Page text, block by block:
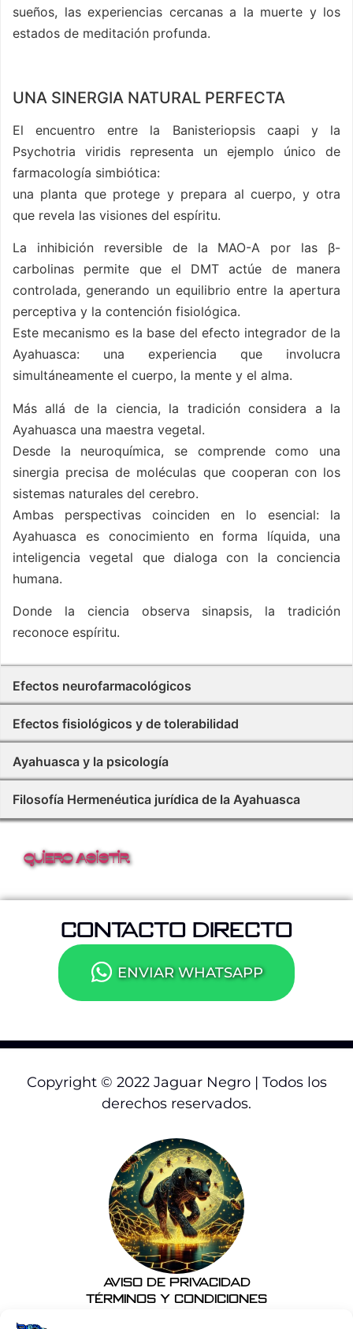
sueños, las experiencias cercanas a la muerte y los
estados de meditación profunda.
UNA SINERGIA NATURAL PERFECTA
El encuentro entre la Banisteriopsis caapi y la
Psychotria viridis representa un ejemplo único de
farmacología simbiótica:
una planta que protege y prepara al cuerpo, y otra
que revela las visiones del espíritu.
La inhibición reversible de la MAO-A por las β-
carbolinas permite que el DMT actúe de manera
controlada, generando un equilibrio entre la apertura
perceptiva y la contención fisiológica.
Este mecanismo es la base del efecto integrador de la
Ayahuasca: una experiencia que involucra
simultáneamente el cuerpo, la mente y el alma.
Más allá de la ciencia, la tradición considera a la
Ayahuasca una maestra vegetal.
Desde la neuroquímica, se comprende como una
sinergia precisa de moléculas que cooperan con los
sistemas naturales del cerebro.
Ambas perspectivas coinciden en lo esencial: la
Ayahuasca es conocimiento en forma líquida, una
inteligencia vegetal que dialoga con la conciencia
humana.
Donde la ciencia observa sinapsis, la tradición
reconoce espíritu.
Efectos neurofarmacológicos
Efectos fisiológicos y de tolerabilidad
Ayahuasca y la psicología
Filosofía Hermenéutica jurídica de la Ayahuasca
Quiero asistir
CONTACTO DIRECTO
ENVIAR WHATSAPP
Aviso de Privacidad
Términos y Condiciones
Copyright © 2022 Jaguar Negro | Todos los
derechos reservados.